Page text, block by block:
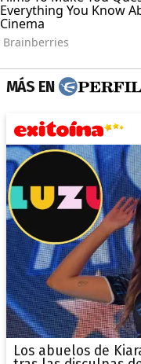
MÁS EN
Los abuelos de